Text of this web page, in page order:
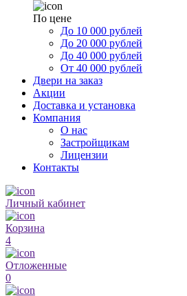
По цене
До 10 000 рублей
До 20 000 рублей
До 40 000 рублей
От 40 000 рублей
Двери на заказ
Акции
Доставка и установка
Компания
О нас
Застройщикам
Лицензии
Контакты
Личный кабинет
Корзина
4
Отложенные
0